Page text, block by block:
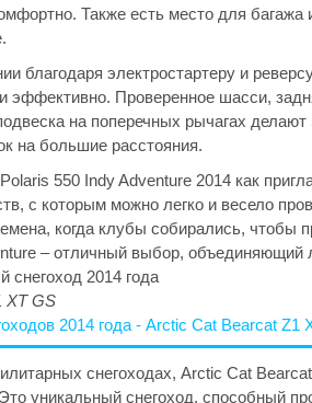
Также есть место для багажа
благодаря электростартеру и
эффективно. Проверенное шасси,
на поперечных рычагах
на большие расстояния.
550 Indy Adventure 2014 как
с которым можно легко и весело
когда клубы собирались, чтобы
– отличный выбор, объединяющий
снегоход 2014 года
XT GS
снегоходах, Arctic Cat
уникальный снегоход, способный